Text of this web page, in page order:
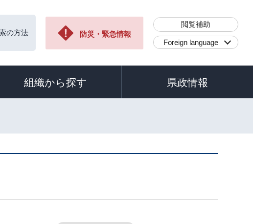
の方法 防災・緊急情報
閲覧補助
Foreign language
組織から探す 県政情報